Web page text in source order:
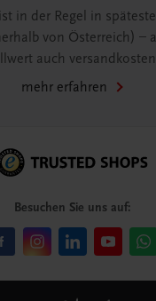
in der Regel in
von Österreich) –
auch
mehr erfahren
Besuchen Sie uns auf: